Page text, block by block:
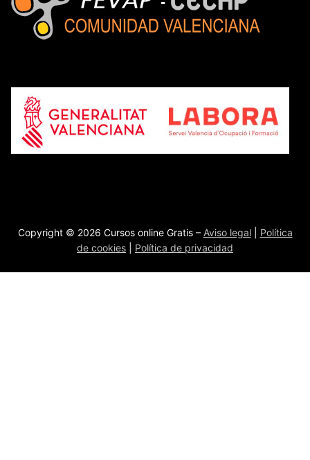
Copyright © 2026 Cursos online Gratis – Aviso legal| Política
de cookies
Política de privacidad